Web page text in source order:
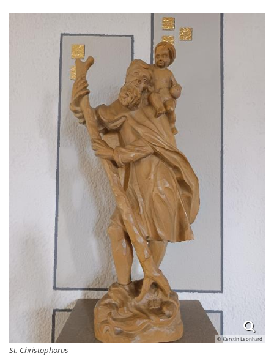
© Kerstin Leonhard
St. Christophorus